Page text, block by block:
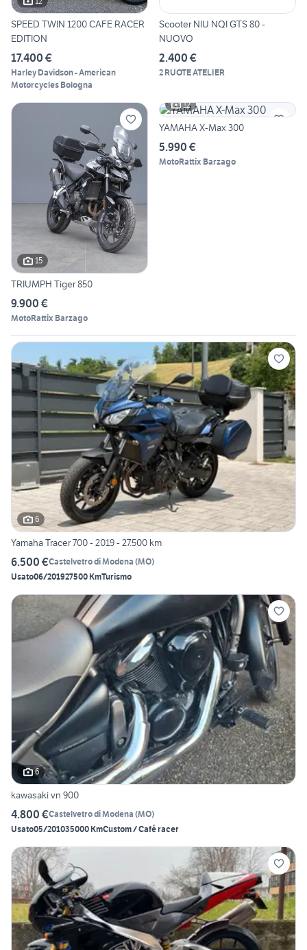
SPEED TWIN 1200 CAFE RACER
EDITION
17.400 €
Harley Davidson - American
Motorcycles Bologna
Scooter NIU NQI GTS 80 -
NUOVO
2.400 €
2 RUOTE ATELIER
15
TRIUMPH Tiger 850
9.900 €
MotoRattix Barzago
12
YAMAHA X-Max 300
5.990 €
MotoRattix Barzago
6
Yamaha Tracer 700 - 2019 - 27.500 km
6.500 €Castelvetro di Modena (MO)
Usato06/201927500 KmTurismo
6
kawasaki vn 900
4.800 €Castelvetro di Modena (MO)
Usato05/201035000 KmCustom / Café racer